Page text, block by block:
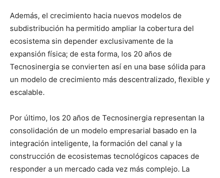
Además, el crecimiento hacia nuevos modelos de
subdistribución ha permitido ampliar la cobertura del
ecosistema sin depender exclusivamente de la
expansión física; de esta forma, los 20 años de
Tecnosinergia se convierten así en una base sólida para
un modelo de crecimiento más descentralizado, flexible y
escalable.
Por último, los 20 años de Tecnosinergia representan la
consolidación de un modelo empresarial basado en la
integración inteligente, la formación del canal y la
construcción de ecosistemas tecnológicos capaces de
responder a un mercado cada vez más complejo. La